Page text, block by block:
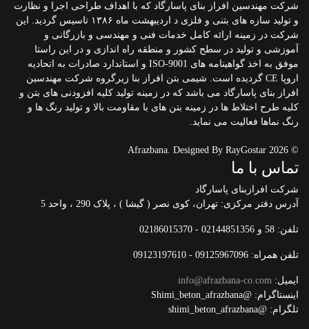
شرکت مهندسین افراز بنای پاسارگاد که با اهداف طراحی اجرا و نظارت
و تولید سازه های بتنی و فلزی د اردیبهشت ماه ۱۳۸۶ تاسیس گردید. این
شرکت در زمینه ارائه کامل خدمات فنی و مهندسی و بازرگانی و
آموزشی و تولید در سطح کشور و منطقه راه اندازی و در این راستا
موفق به اخذ گواهینامه های ISO-9001 و استاندارد صادرات به اتحادیه
اروپا CE گردیده است. شیمی بتن افراز بنا زیرگروه شرکت مهندسین
افراز بنای پاسارگاد می باشد که در زمینه تولید کلیه افزودنی های بتن و
کلیه طرح اختلاط ها در زمینه بتن های با مقاومت بالا و تولید رنگ ها و
رنگ نماها فعالیت می نماید.
© 2026 Afrazbana. Designed By RayGostar
تماس با ما
شرکت افرازبنای پاسارگاد
آدرس دفتر مرکزی: تهران، کوی نصر ( گیشا ) ، پلاک 290 ، واحد 5
تلفن: 58 و 02144851356 - 02186015370
تلفن همراه: 09125967096 - 09123197610
ایمیل: info@afrazbana-co.com
اینستاگرام: @Shimi_beton_afrazbana
تلگرام: @shimi_beton_afrazbana